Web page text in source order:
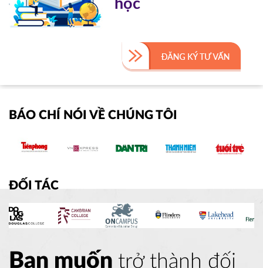
học
BÁO CHÍ NÓI VỀ CHÚNG TÔI
ĐỐI TÁC
Bạn muốn trở thành đối